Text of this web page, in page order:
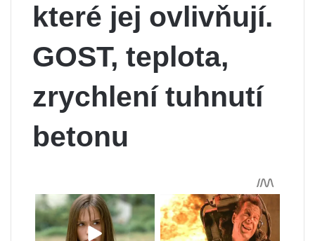
které jej ovlivňují.
GOST, teplota,
zrychlení tuhnutí
betonu